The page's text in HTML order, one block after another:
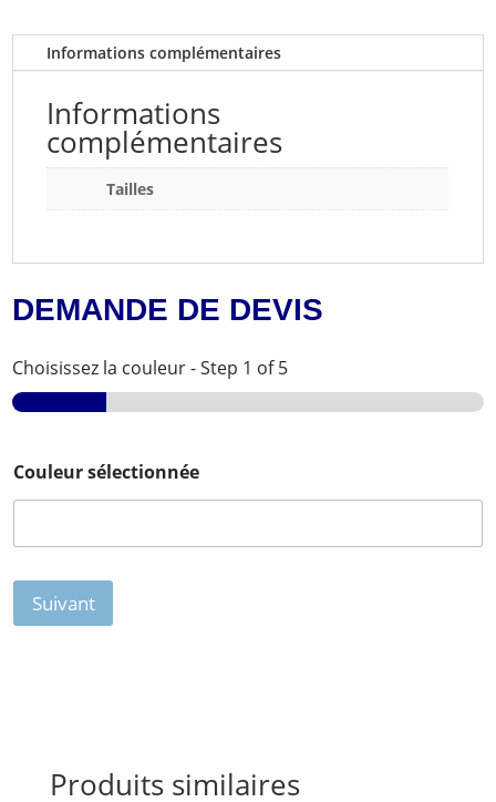
Informations complémentaires
Informations
complémentaires
Tailles
DEMANDE DE DEVIS
Choisissez la couleur-Step 1 of 5
Couleur sélectionnée
Suivant
Produits similaires